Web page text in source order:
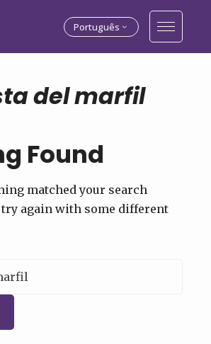
Português
del marfil
Found
matched your search
try again with some different